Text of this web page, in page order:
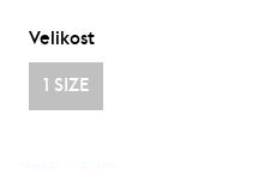
Velikost
1 SIZE